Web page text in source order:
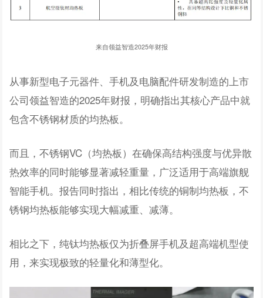
来自领益智造2025年财报
从事新型电子元器件、手机及电脑配件研发制造的上市
公司领益智造的2025年财报，明确指出其核心产品中就
包含不锈钢材质的均热板。
而且，不锈钢VC（均热板）在确保高结构强度与优异散
热效率的同时能够显著减轻重量，广泛适用于高端旗舰
智能手机。报告同时指出，相比传统的铜制均热板，不
锈钢均热板能够实现大幅减重、减薄。
相比之下，纯钛均热板仅为折叠屏手机及超高端机型使
用，来实现极致的轻量化和薄型化。